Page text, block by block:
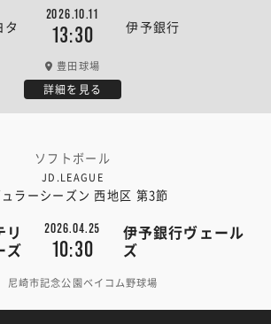
タ
2026.10.11
13:30 伊予銀行
豊田球場
詳細を見る
ソフトボール
JD.LEAGUE
ュラーシーズン 西地区 第3節
リ
ズ
2026.04.25
10:30
伊予銀行ヴェール
ズ
尼崎市記念公園ベイコム野球場